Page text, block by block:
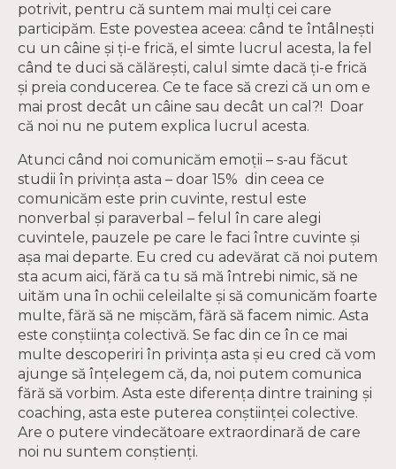
potrivit, pentru că suntem mai mulți cei care
participăm. Este povestea aceea: când te întâlnești
cu un câine și ți-e frică, el simte lucrul acesta, la fel
când te duci să călărești, calul simte dacă ți-e frică
și preia conducerea. Ce te face să crezi că un om e
mai prost decât un câine sau decât un cal?! Doar
că noi nu ne putem explica lucrul acesta.
Atunci când noi comunicăm emoții – s-au făcut
studii în privința asta – doar 15% din ceea ce
comunicăm este prin cuvinte, restul este
nonverbal şi paraverbal – felul în care alegi
cuvintele, pauzele pe care le faci între cuvinte și
așa mai departe. Eu cred cu adevărat că noi putem
sta acum aici, fără ca tu să mă întrebi nimic, să ne
uităm una în ochii celeilalte și să comunicăm foarte
multe, fără să ne mișcăm, fără să facem nimic. Asta
este conștiința colectivă. Se fac din ce în ce mai
multe descoperiri în privința asta și eu cred că vom
ajunge să înțelegem că, da, noi putem comunica
fără să vorbim. Asta este diferența dintre training și
coaching, asta este puterea conștiinței colective.
Are o putere vindecătoare extraordinară de care
noi nu suntem conștienți.